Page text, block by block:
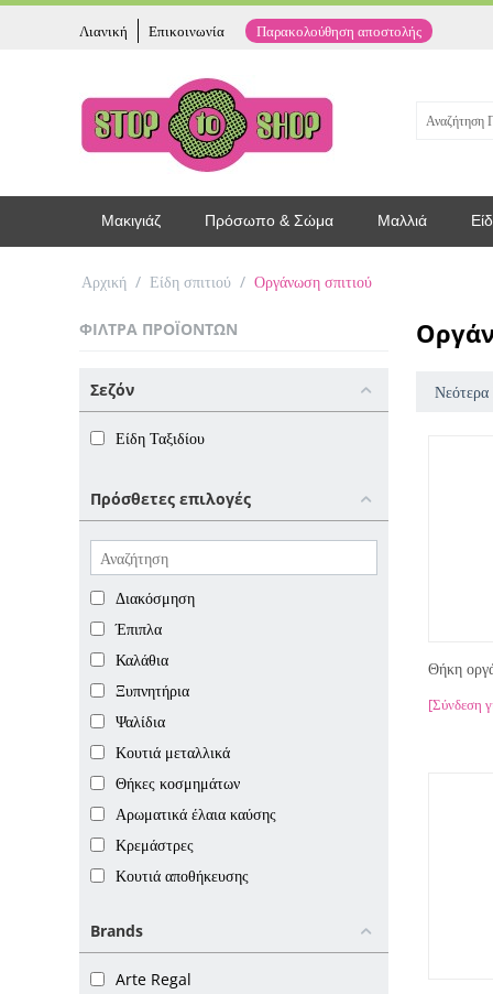
Λιανική Επικοινωνία Παρακολούθηση αποστολής
Μακιγιάζ Πρόσωπο & Σώμα Μαλλιά
Αρχική / Είδη σπιτιού / Οργάνωση σπιτιού
ΦΊΛΤΡΑ ΠΡΟΪΌΝΤΩΝ
Σεζόν
Είδη Ταξιδίου
Πρόσθετες επιλογές
Διακόσμηση
Έπιπλα
Καλάθια
Ξυπνητήρια
Ψαλίδια
Κουτιά μεταλλικά
Θήκες κοσμημάτων
Αρωματικά έλαια καύσης
Κρεμάστρες
Κουτιά αποθήκευσης
Brands
Arte Regal
Θήκη
[Σύνδεση